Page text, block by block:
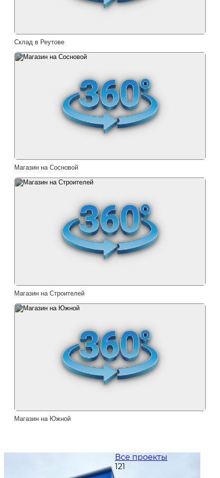
Склад в Реутове
Магазин на Сосновой
Магазин на Строителей
Магазин на Южной
Все проекты
121